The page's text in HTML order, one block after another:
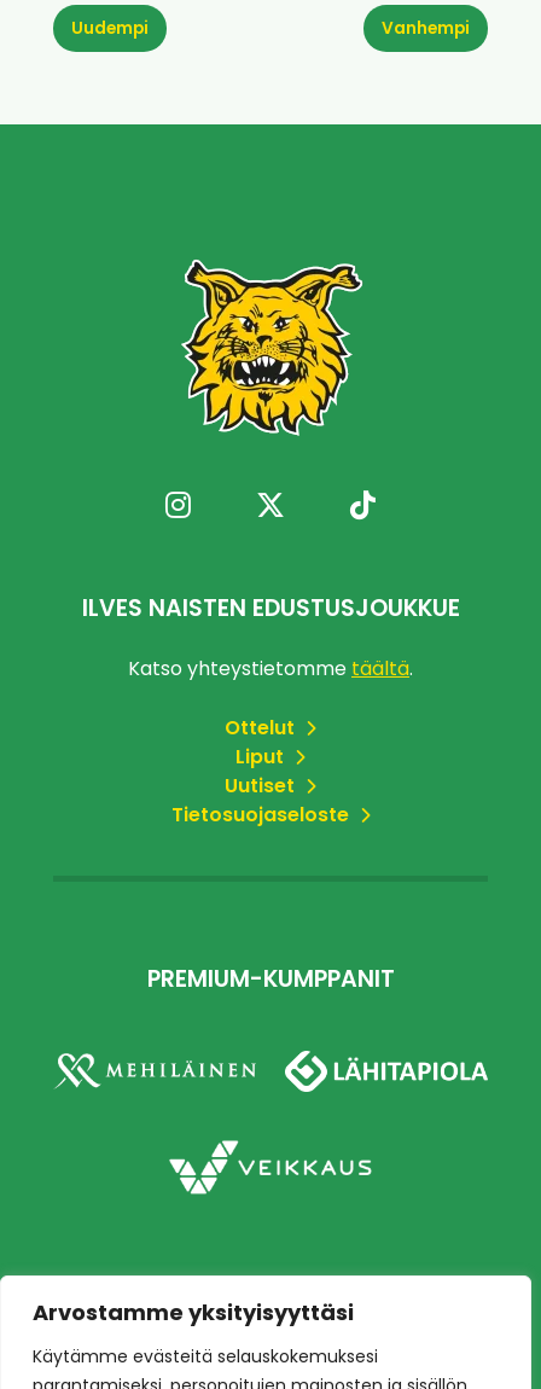
Arvostamme yksityisyyttäsi
Käytämme evästeitä selauskokemuksesi
Vanhempi
Uudempi
ILVES NAISTEN EDUSTUSJOUKKUE
Katso yhteystietomme täältä.
Ottelut
Liput
Uutiset
Tietosuojaseloste
PREMIUM-KUMPPANIT
edustusjoukkue